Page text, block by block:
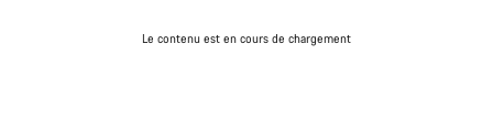
Le contenu est en cours de chargement